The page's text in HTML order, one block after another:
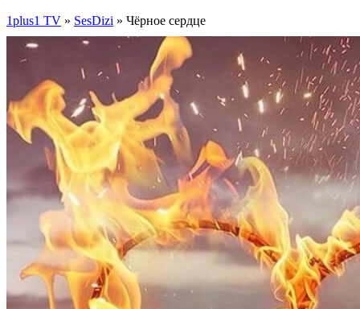
1plus1 TV » SesDizi » Чёрное сердце